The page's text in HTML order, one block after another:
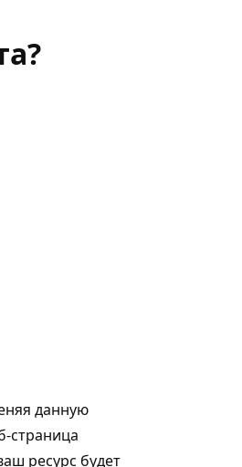
данную
страница
ресурс будет